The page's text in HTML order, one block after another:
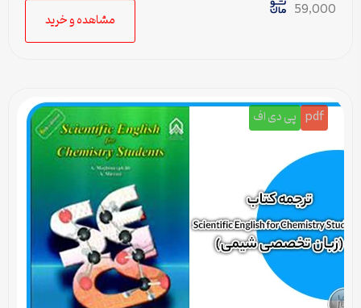
59,000
مشاهده و خرید
pdf پی دی اف